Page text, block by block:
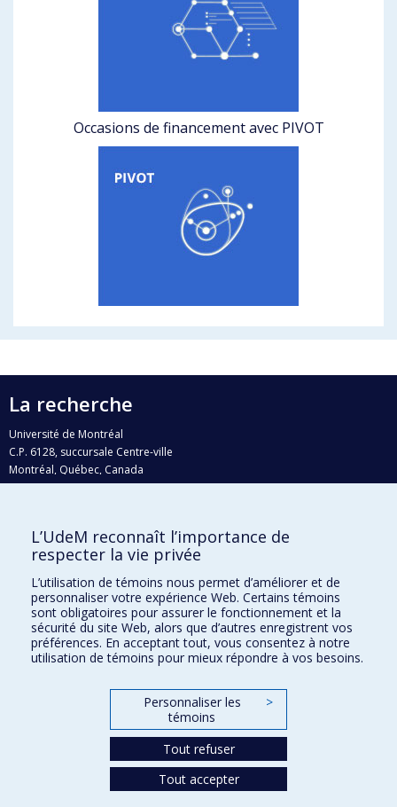
Occasions de financement avec PIVOT
La recherche
Université de Montréal
C.P. 6128, succursale Centre-ville
Montréal, Québec, Canada
H3C 3J7
Qui fait quoi?
Nous trouver
Plan du site
Accessibilité
L’UdeM reconnaît l’importance de
respecter la vie privée
L’utilisation de témoins nous permet d’améliorer et de
personnaliser votre expérience Web. Certains témoins
sont obligatoires pour assurer le fonctionnement et la
sécurité du site Web, alors que d’autres enregistrent vos
préférences. En acceptant tout, vous consentez à notre
utilisation de témoins pour mieux répondre à vos besoins.
Personnaliser les
témoins
>
Tout refuser
Tout accepter